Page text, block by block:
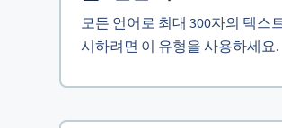
모든 언어로 최대 300자의 텍스
시하려면 이 유형을 사용하세요.